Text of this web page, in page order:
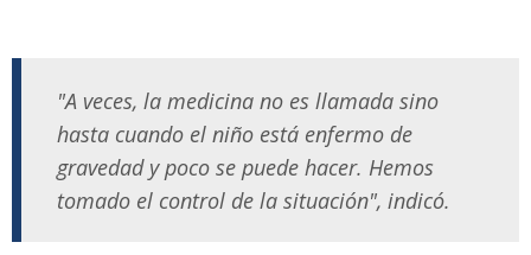
"A veces, la medicina no es llamada sino
hasta cuando el niño está enfermo de
gravedad y poco se puede hacer. Hemos
tomado el control de la situación", indicó.